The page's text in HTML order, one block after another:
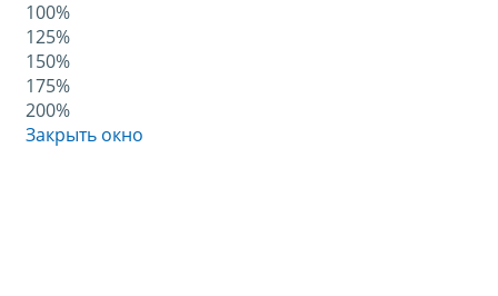
100%
125%
150%
175%
200%
Закрыть окно